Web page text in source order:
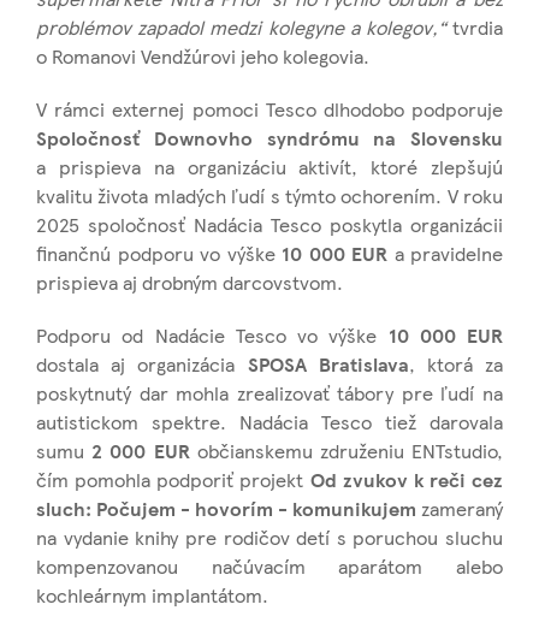
problémov zapadol medzi kolegyne a kolegov,“tvrdia
o Romanovi Vendžúrovi jeho kolegovia.
V rámci externej pomoci Tesco dlhodobo podporuje
Spoločnosť Downovho syndrómu na Slovensku
a prispieva na organizáciu aktivít, ktoré zlepšujú
kvalitu života mladých ľudí s týmto ochorením. V roku
2025 spoločnosť Nadácia Tesco poskytla organizácii
finančnú podporu vo výške 10 000 EUR a pravidelne
prispieva aj drobným darcovstvom.
Podporu od Nadácie Tesco vo výške 10 000 EUR
dostala aj organizácia SPOSA Bratislava, ktorá za
poskytnutý dar mohla zrealizovať tábory pre ľudí na
autistickom spektre. Nadácia Tesco tiež darovala
sumu 2 000 EURobčianskemu združeniu ENTstudio,
čím pomohla podporiť projekt Od zvukov k reči cez
sluch: Počujem - hovorím - komunikujem zameraný
na vydanie knihy pre rodičov detí s poruchou sluchu
kompenzovanou načúvacím aparátom alebo
kochleárnym implantátom.